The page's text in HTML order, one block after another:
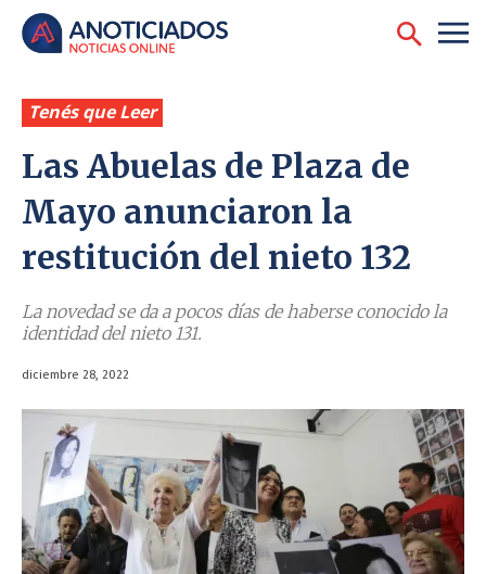
Tenés que Leer
Las Abuelas de Plaza de
Mayo anunciaron la
restitución del nieto 132
La novedad se da a pocos días de haberse conocido la
identidad del nieto 131.
diciembre 28, 2022